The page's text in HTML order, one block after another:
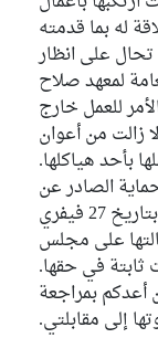
له بما قدمته
على انظار
لمعهد صلاح
للعمل خارج
زالت من أعوان
بأحد هياكلها.
الصادر عن
الهيئة الوطنية لمكافحة الفساد بتاريخ 27 فيفري
على مجلس
ثابتة في حقها.
يعود إلى 2018 وأن أعدكم بمراجعة
إلى مقابلتي.